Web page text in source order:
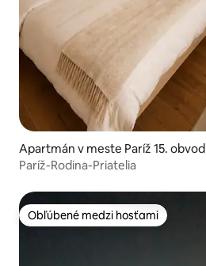
Apartmán v meste Paríž 15. obvod
Paríž-Rodina-Priatelia
Obľúbené medzi hosťami
Obľúbené medzi hosťami